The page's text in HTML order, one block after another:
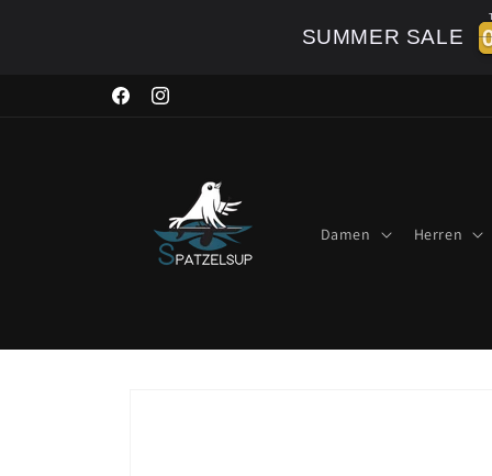
SUMMER SALE
FacebookInstagram
Damen Herren